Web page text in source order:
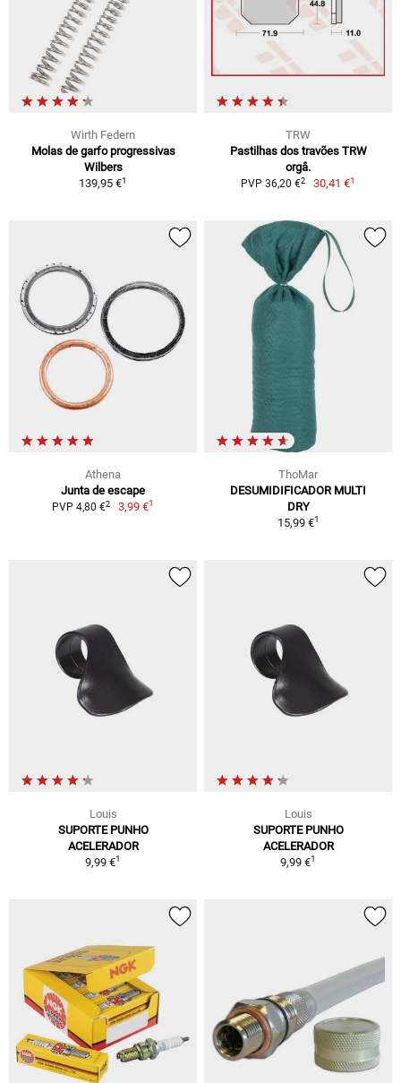
Wirth Federn
Molas de garfo progressivas
Wilbers
139,95 €1
TRW
Pastilhas dos travões TRW
orgâ.
PVP 36,20 €2 30,41 €1
Athena
Junta de escape
PVP 4,80 €2 3,99 €1
ThoMar
DESUMIDIFICADOR MULTI
DRY
15,99 €1
Louis
SUPORTE PUNHO
ACELERADOR
9,99 €1
Louis
SUPORTE PUNHO
ACELERADOR
9,99 €1